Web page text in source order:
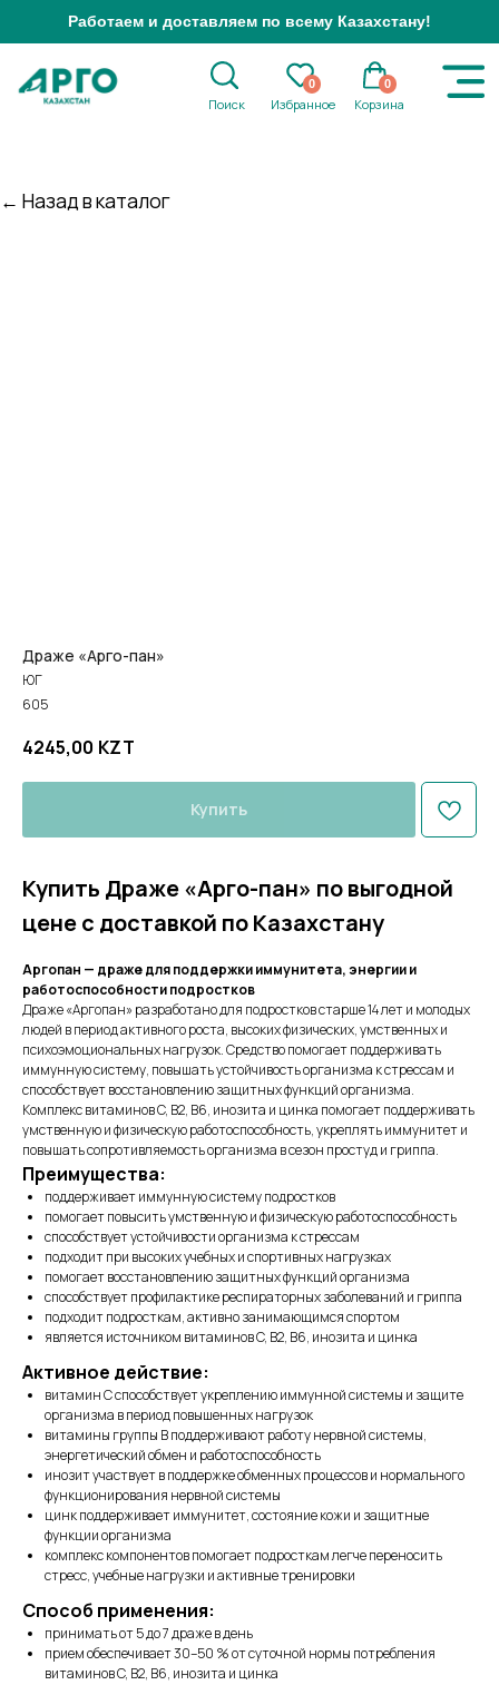
Избранное Корзина
0
Работаем и доставляем по всему Казахстану!
Драже «Арго-пан»
ЮГ
605
4245,00 KZT
Купить
Купить Драже «Арго-пан» по выгодной
цене с доставкой по Казахстану
Аргопан — драже для поддержки иммунитета, энергии и
работоспособности подростков
Драже «Аргопан» разработано для подростков старше 14 лет и молодых
людей в период активного роста, высоких физических, умственных и
психоэмоциональных нагрузок. Средство помогает поддерживать
иммунную систему, повышать устойчивость организма к стрессам и
способствует восстановлению защитных функций организма.
Комплекс витаминов C, B2, B6, инозита и цинка помогает поддерживать
умственную и физическую работоспособность, укреплять иммунитет и
повышать сопротивляемость организма в сезон простуд и гриппа.
Преимущества:
поддерживает иммунную систему подростков
помогает повысить умственную и физическую работоспособность
способствует устойчивости организма к стрессам
подходит при высоких учебных и спортивных нагрузках
помогает восстановлению защитных функций организма
способствует профилактике респираторных заболеваний и гриппа
подходит подросткам, активно занимающимся спортом
является источником витаминов C, B2, B6, инозита и цинка
Активное действие:
витамин C способствует укреплению иммунной системы и защите
организма в период повышенных нагрузок
витамины группы B поддерживают работу нервной системы,
энергетический обмен и работоспособность
инозит участвует в поддержке обменных процессов и нормального
функционирования нервной системы
цинк поддерживает иммунитет, состояние кожи и защитные
функции организма
комплекс компонентов помогает подросткам легче переносить
стресс, учебные нагрузки и активные тренировки
Способ применения:
принимать от 5 до 7 драже в день
прием обеспечивает 30–50 % от суточной нормы потребления
витаминов C, B2, B6, инозита и цинка